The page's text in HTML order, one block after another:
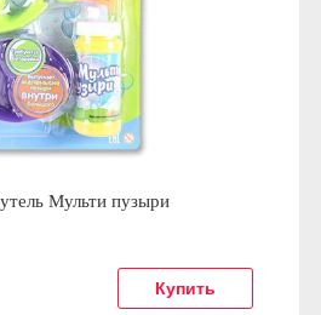
Мульти пузыри